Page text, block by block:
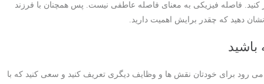
کنید. فاصله فیزیکی به معنای فاصله عاطفی نیست. پس همچنان با فرزند
نشان دهید که چقدر برایش اهمیت دارید.
باشید
رود برای خودتان نقش ها و وظایف دیگری تعریف کنید و سعی کنید که با